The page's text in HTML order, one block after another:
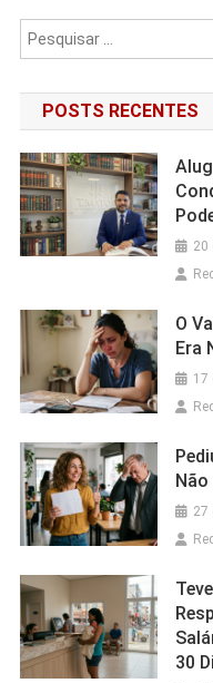
POSTS RECENTES
20
O
Era
17
Não
27
30